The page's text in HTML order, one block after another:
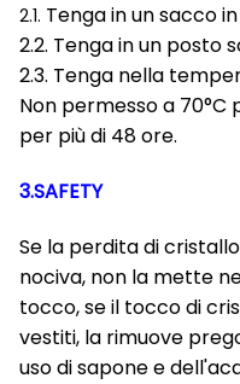
2.1. Tenga in un sacco
2.2. Tenga in un posto
2.3. Tenga nella
Non permesso a 70°C
per più di 48 ore.
3.SAFETY
Se la perdita di
nociva, non la mette
tocco, se il tocco di
vestiti, la rimuove
uso di sapone e